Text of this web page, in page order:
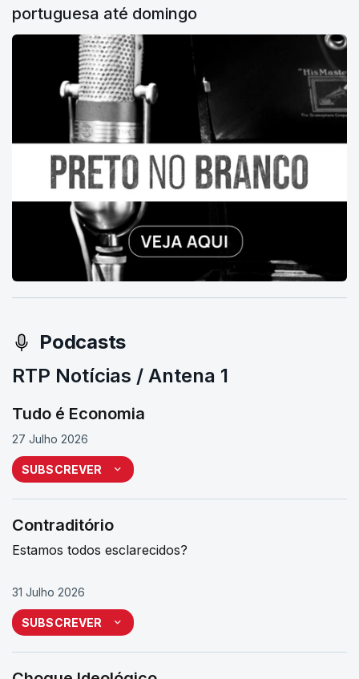
portuguesa até domingo
Podcasts
RTP Notícias / Antena 1
Tudo é Economia
27 Julho 2026
SUBSCREVER
Contraditório
Estamos todos esclarecidos?
31 Julho 2026
SUBSCREVER